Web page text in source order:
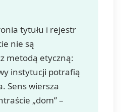
tytułu i rejestr
nie są
metodą etyczną:
instytucji potrafią
Sens wiersza
„dom” –